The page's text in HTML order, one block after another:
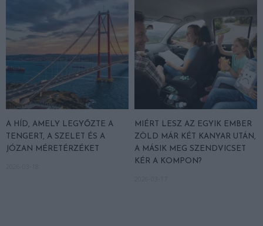
A HÍD, AMELY LEGYŐZTE A
TENGERT, A SZELET ÉS A
JÓZAN MÉRETÉRZÉKET
MIÉRT LESZ AZ EGYIK EMBER
ZÖLD MÁR KÉT KANYAR UTÁN,
A MÁSIK MEG SZENDVICSET
KÉR A KOMPON?